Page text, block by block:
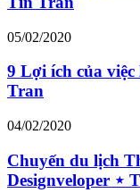
05/02/2020
9 Lợi ích của
Tran
04/02/2020
Chuyến du lịch
Designveloper ⋆